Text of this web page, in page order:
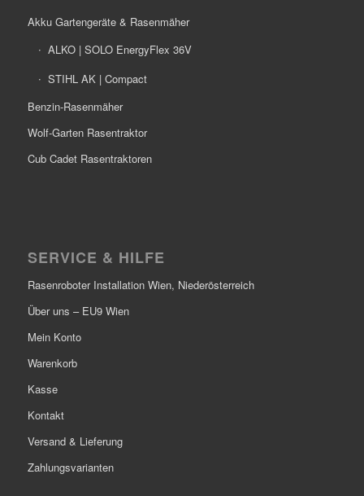
Akku Gartengeräte & Rasenmäher
ALKO | SOLO EnergyFlex 36V
STIHL AK | Compact
Benzin-Rasenmäher
Wolf-Garten Rasentraktor
Cub Cadet Rasentraktoren
SERVICE & HILFE
Rasenroboter Installation Wien, Niederösterreich
Über uns – EU9 Wien
Mein Konto
Warenkorb
Kasse
Kontakt
Versand & Lieferung
Zahlungsvarianten